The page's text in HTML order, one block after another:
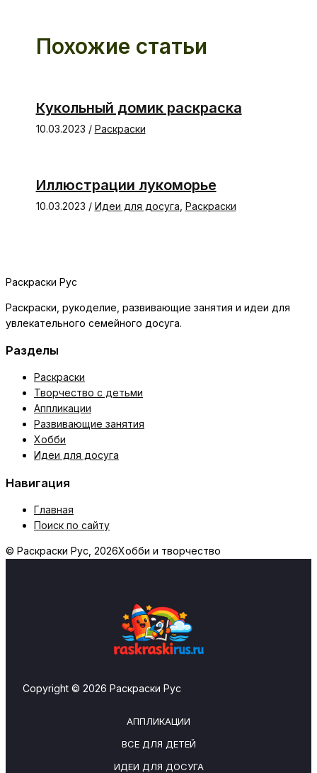
Похожие статьи
Кукольный домик раскраска
10.03.2023 / Раскраски
Иллюстрации лукоморье
10.03.2023 / Идеи для досуга Раскраски
Раскраски Рус
Раскраски, рукоделие, развивающие занятия и идеи для
увлекательного семейного досуга.
Разделы
Раскраски
Творчество с детьми
Аппликации
Развивающие занятия
Хобби
Идеи для досуга
Навигация
Главная
Поиск по сайту
© Раскраски Рус, 2026Хобби и творчество
Copyright © 2026 Раскраски Рус
АППЛИКАЦИИ
ВСЕ ДЛЯ ДЕТЕЙ
ИДЕИ ДЛЯ ДОСУГА